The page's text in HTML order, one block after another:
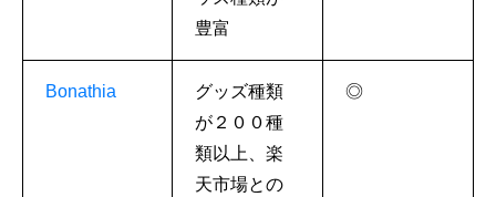
豊富
Bonathia
グッズ種類
が２００種
類以上、楽
天市場との
◎